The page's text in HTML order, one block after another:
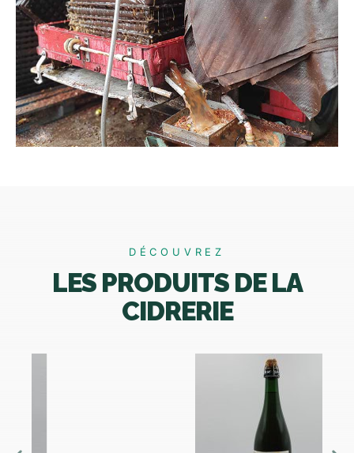
DÉCOUVREZ
LES PRODUITS DE LA
CIDRERIE